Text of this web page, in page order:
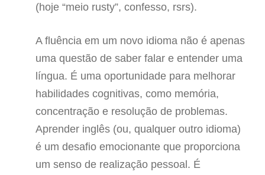
(hoje “meio rusty”, confesso, rsrs).
A fluência em um novo idioma não é apenas
uma questão de saber falar e entender uma
língua. É uma oportunidade para melhorar
habilidades cognitivas, como memória,
concentração e resolução de problemas.
Aprender inglês (ou, qualquer outro idioma)
é um desafio emocionante que proporciona
um senso de realização pessoal. É